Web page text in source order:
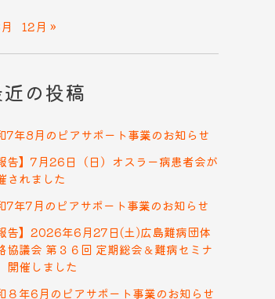
12月 »
の投稿
7年8月のピアサポート事業のお知らせ
報告】7月26日（日）オスラー病患者会が
されました
7年7月のピアサポート事業のお知らせ
報告】2026年6月27日(土)広島難病団体
協議会 第３６回 定期総会＆難病セミナ
催しました
８年6月のピアサポート事業のお知らせ